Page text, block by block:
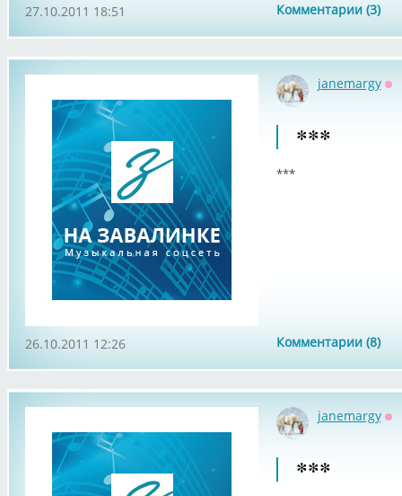
Комментарии (3)
27.10.2011 18:51
janemargy
***
***
Комментарии (8)
26.10.2011 12:26
janemargy
***